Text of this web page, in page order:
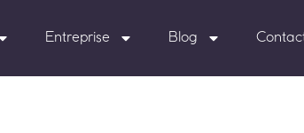
Entreprise Blog